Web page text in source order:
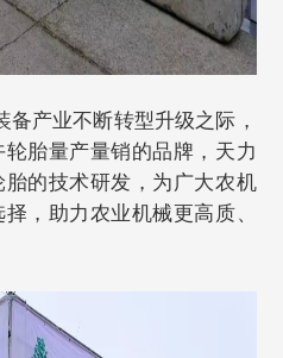
产业不断转型升级之际，
胎量产量销的品牌，天力
的技术研发，为广大农机
，助力农业机械更高质、